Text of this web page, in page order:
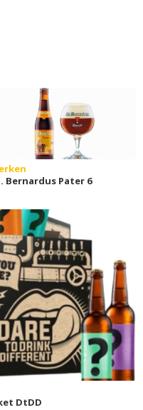
Bernardus Pater 6
DtDD